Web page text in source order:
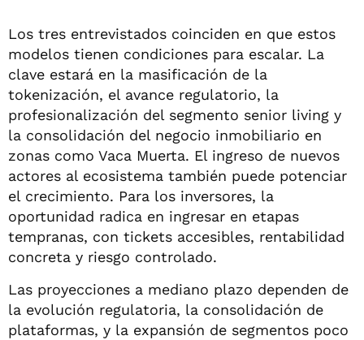
Los tres entrevistados coinciden en que estos
modelos tienen condiciones para escalar. La
clave estará en la masificación de la
tokenización, el avance regulatorio, la
profesionalización del segmento senior living y
la consolidación del negocio inmobiliario en
zonas como Vaca Muerta. El ingreso de nuevos
actores al ecosistema también puede potenciar
el crecimiento. Para los inversores, la
oportunidad radica en ingresar en etapas
tempranas, con tickets accesibles, rentabilidad
concreta y riesgo controlado.
Las proyecciones a mediano plazo dependen de
la evolución regulatoria, la consolidación de
plataformas, y la expansión de segmentos poco